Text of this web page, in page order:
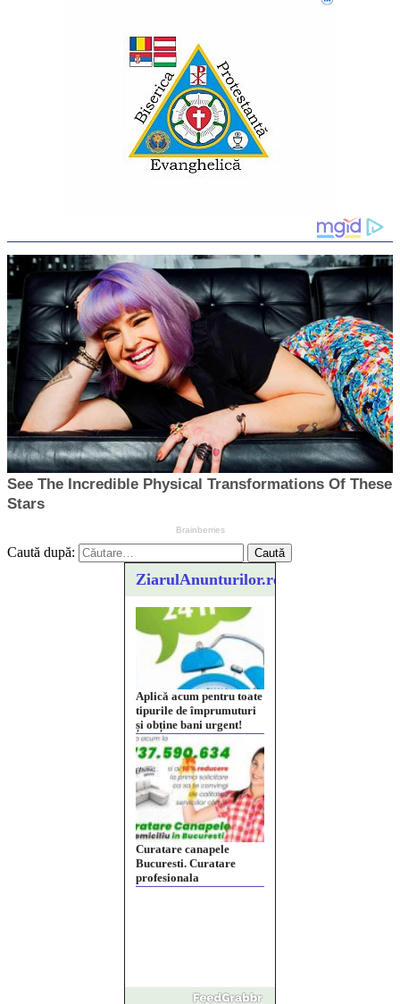
Caută după:
ZiarulAnunturilor.ro
Curatare canapele
Bucuresti. Curatare
profesionala
Website de tip Adsense cu
domeniu adzeige.ro